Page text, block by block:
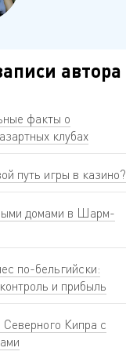
автора
факты о
клубах
путь игры в казино?
домами в Шарм-
по-бельгийски:
и прибыль
Кипра с